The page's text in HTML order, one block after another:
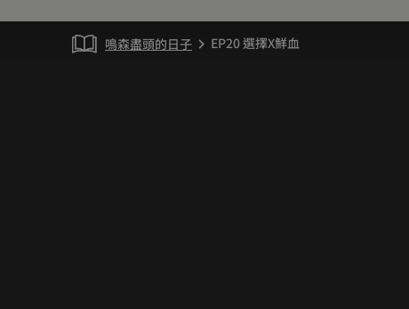
鳴森盡頭的日子 chevron_right EP20 選擇X鮮血